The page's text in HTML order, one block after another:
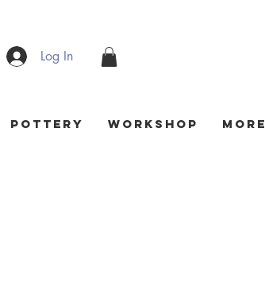
Log In
Pottery Workshop More